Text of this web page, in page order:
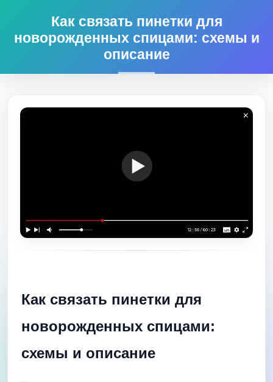
Как связать пинетки для
новорожденных спицами: схемы и
описание
Как связать пинетки для
новорожденных спицами:
схемы и описание